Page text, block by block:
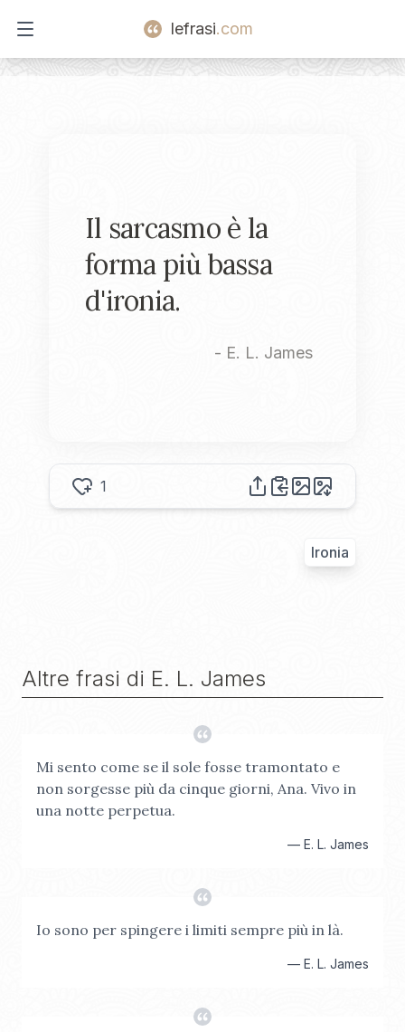
Open main menu
lefrasi.com
Il sarcasmo è la
forma più bassa
d'ironia.
- E. L. James
1
Ironia
Altre frasi di E. L. James
Mi sento come se il sole fosse tramontato e
non sorgesse più da cinque giorni, Ana. Vivo in
una notte perpetua.
— E. L. James
Io sono per spingere i limiti sempre più in là.
— E. L. James